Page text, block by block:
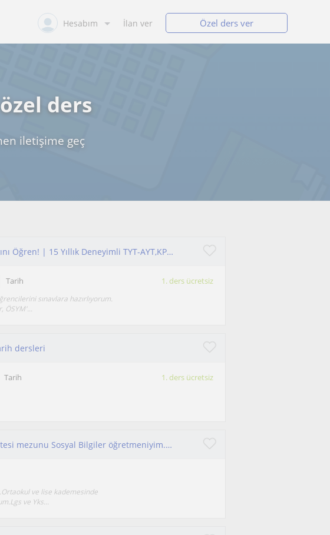
Hesabım İlan ver Özel ders ver
ders
iletişime geç
Tarihi Ezberleme, Soru Mantığını Öğren! | 15 Yıllık Deneyimli TYT-AYT,KPSS Tarih Öğretmeni (Online/Yüzyüze)
Tarih 1. ders ücretsiz
sınavlara hazırlıyorum.
ÖSYM'...
dersleri
Tarih 1. ders ücretsiz
Uzman öğretmen Ege Üniversitesi mezunu Sosyal Bilgiler öğretmeniyim.Ortaokul ve lise kademesinde sınavlara öğrenci hazırlamaktayım
ve lise kademesinde
ve Yks...